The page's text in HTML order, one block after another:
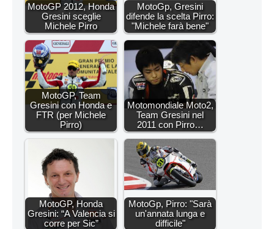
MotoGP 2012, Honda
Gresini sceglie
Michele Pirro
MotoGp, Gresini
difende la scelta Pirro:
"Michele farà bene"
MotoGP, Team
Gresini con Honda e
FTR (per Michele
Pirro)
Motomondiale Moto2,
Team Gresini nel
2011 con Pirro…
MotoGP, Honda
Gresini: “A Valencia si
corre per Sic”
MotoGp, Pirro: "Sarà
un'annata lunga e
difficile"